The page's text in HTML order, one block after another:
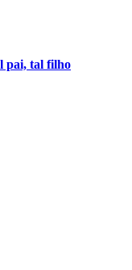
pai, tal filho